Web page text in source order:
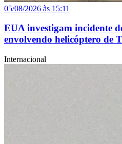
05/08/2026 às 15:11
EUA investigam incidente
envolvendo helicóptero de
Internacional